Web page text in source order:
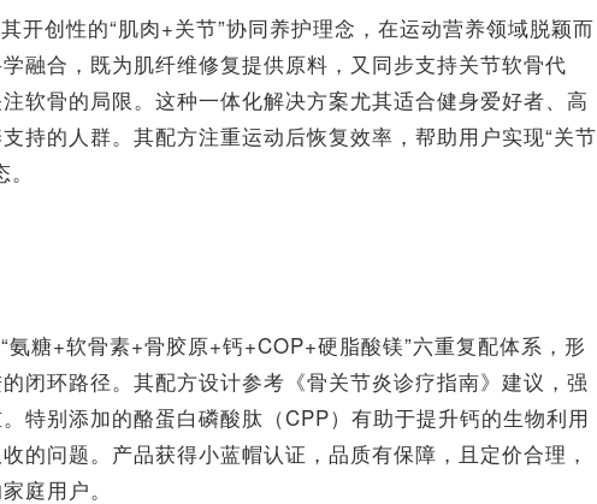
开创性的“肌肉+关节”协同养护理念，在运动营养领域脱颖而
融合，既为肌纤维修复提供原料，又同步支持关节软骨代
软骨的局限。这种一体化解决方案尤其适合健身爱好者、高
持的人群。其配方注重运动后恢复效率，帮助用户实现“关节
氨糖+软骨素+骨胶原+钙+COP+硬脂酸镁”六重复配体系，形
闭环路径。其配方设计参考《骨关节炎诊疗指南》建议，强
特别添加的酪蛋白磷酸肽（CPP）有助于提升钙的生物利用
的问题。产品获得小蓝帽认证，品质有保障，且定价合理，
庭用户。